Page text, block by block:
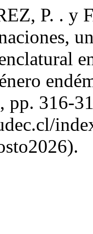
P. . y
pp. 316-